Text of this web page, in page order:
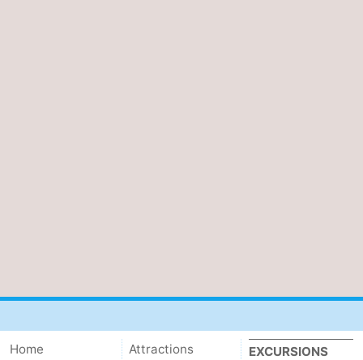
Home
Attractions
EXCURSIONS